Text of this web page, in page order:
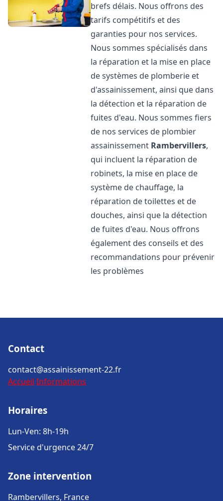
brefs délais. Nous offrons des
tarifs compétitifs et des
garanties pour nos services.
Nous sommes spécialisés dans
la réparation et la mise en place
de systèmes de plomberie et
d'assainissement, ainsi que dans
la détection et la réparation de
fuites d'eau. Nous sommes fiers
de nos services de plombier
assainissement Rambervillers,
qui incluent la réparation de
robinets, la mise en place de
système de chauffage, la
réparation de toilettes et de
douches, ainsi que la détection
de fuites d'eau. Nous offrons
également des conseils et des
recommandations pour prévenir
les problèmes
Contact
contact@assainissement-22.fr
Accueil Informations
Horaires
Lun-Ven: 8h-19h
Service d'urgence 24/7
Zone intervention
Rambervillers, France